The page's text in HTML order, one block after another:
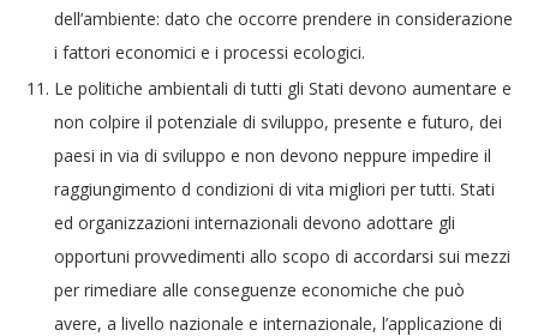
dell’ambiente: dato che occorre prendere in considerazione
i fattori economici e i processi ecologici.
Le politiche ambientali di tutti gli Stati devono aumentare e
non colpire il potenziale di sviluppo, presente e futuro, dei
paesi in via di sviluppo e non devono neppure impedire il
raggiungimento d condizioni di vita migliori per tutti. Stati
ed organizzazioni internazionali devono adottare gli
opportuni provvedimenti allo scopo di accordarsi sui mezzi
per rimediare alle conseguenze economiche che può
avere, a livello nazionale e internazionale, l’applicazione di